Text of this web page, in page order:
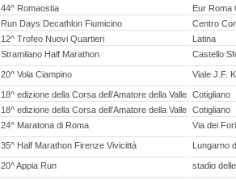
44^ Romaostia
Eur Roma
Run Days Decathlon Fiumicino
Centro
12^ Trofeo Nuovi Quartieri
Latina
Stramilano Half Marathon Castello
20^ Vola Ciampino Viale J.F.
18^ edizione della Corsa dell’Amatore della Valle
Cotigliano
18^ edizione della Corsa dell’Amatore della Valle
Cotigliano
24^ Maratona di Roma Via dei
35^ Half Marathon Firenze Vivicittà Lungarno
20^ Appia Run stadio